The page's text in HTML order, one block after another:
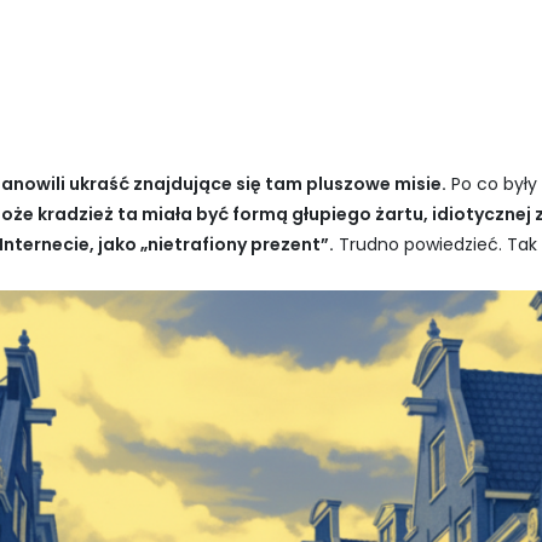
ukraść znajdujące się tam pluszowe misie. Po co
kradzież ta miała być formą głupiego żartu, idiotycznej
jako „nietrafiony prezent”. Trudno powiedzieć.